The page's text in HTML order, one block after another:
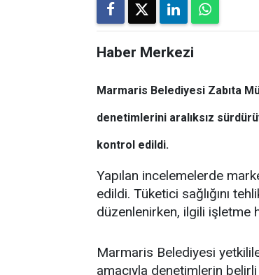
Haber Merkezi
Marmaris Belediyesi Zabıta
denetimlerini aralıksız
kontrol edildi.
Yapılan incelemelerde
edildi. Tüketici sağlığını
düzenlenirken, ilgili işletme
Marmaris Belediyesi
amacıyla denetimlerin